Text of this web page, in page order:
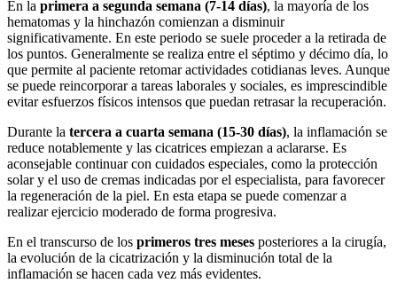
En la primera a segunda semana (7-14 días), la mayoría de los
hematomas y la hinchazón comienzan a disminuir
significativamente. En este periodo se suele proceder a la retirada de
los puntos. Generalmente se realiza entre el séptimo y décimo día, lo
que permite al paciente retomar actividades cotidianas leves. Aunque
se puede reincorporar a tareas laborales y sociales, es imprescindible
evitar esfuerzos físicos intensos que puedan retrasar la recuperación.
Durante la tercera a cuarta semana (15-30 días), la inflamación se
reduce notablemente y las cicatrices empiezan a aclararse. Es
aconsejable continuar con cuidados especiales, como la protección
solar y el uso de cremas indicadas por el especialista, para favorecer
la regeneración de la piel. En esta etapa se puede comenzar a
realizar ejercicio moderado de forma progresiva.
En el transcurso de los primeros tres meses posteriores a la cirugía,
la evolución de la cicatrización y la disminución total de la
inflamación se hacen cada vez más evidentes.